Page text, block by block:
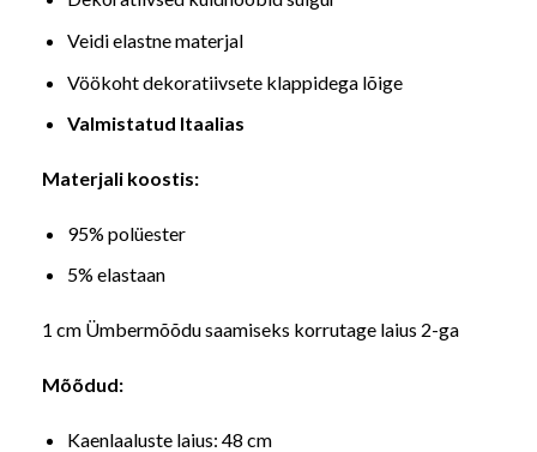
Veidi elastne materjal
Vöökoht dekoratiivsete klappidega lõige
Valmistatud Itaalias
Materjali koostis:
95% polüester
5% elastaan
1 cm Ümbermõõdu saamiseks korrutage laius 2-ga
Mõõdud:
Kaenlaaluste laius: 48 cm